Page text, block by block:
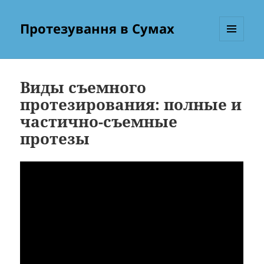
Протезування в Сумах
Виды съемного
протезирования: полные и
частично-съемные
протезы